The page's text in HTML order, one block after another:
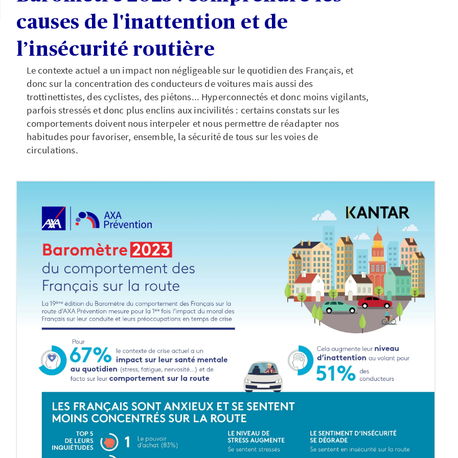
causes de l'inattention et de
l’insécurité routière
Le contexte actuel a un impact non négligeable sur le quotidien des Français, et
donc sur la concentration des conducteurs de voitures mais aussi des
trottinettistes, des cyclistes, des piétons... Hyperconnectés et donc moins vigilants,
parfois stressés et donc plus enclins aux incivilités : certains constats sur les
comportements doivent nous interpeler et nous permettre de réadapter nos
habitudes pour favoriser, ensemble, la sécurité de tous sur les voies de
circulations.